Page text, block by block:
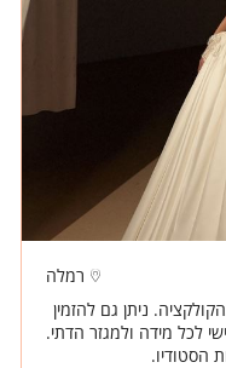
רמלה
ניתן גם להזמין
לכל מידה ולמגזר הדתי.
הסטודיו.